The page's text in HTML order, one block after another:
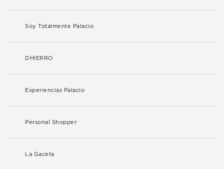
Soy Totalmente Palacio
DHIERRO
Experiencias Palacio
Personal Shopper
La Gaceta